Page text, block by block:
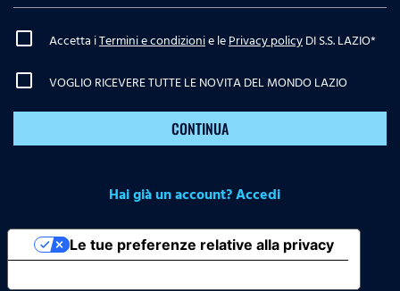
Accetta iTermini e condizionie lePrivacy policyDI S.S. LAZIO*
VOGLIO RICEVERE TUTTE LE NOVITA DEL MONDO LAZIO
CONTINUA
Hai già un account? Accedi
Le tue preferenze relative alla privacy